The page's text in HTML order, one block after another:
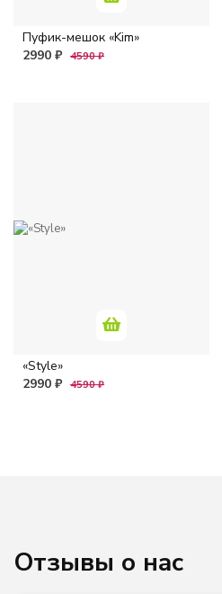
Пуфик-мешок «Kim»
2990 ₽ 4590 ₽
«Style»
2990 ₽ 4590 ₽
Отзывы о нас